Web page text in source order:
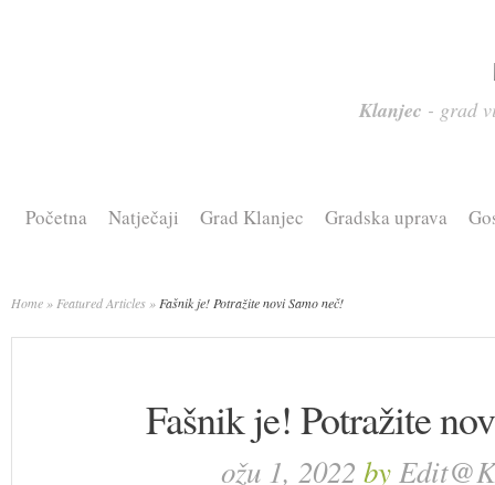
Klanjec - grad
Početna Natječaji Grad Klanjec Gradska uprava
Home » Featured Articles » Fašnik je! Potražite novi Samo neč!
Fašnik je! Potražite
ožu 1, 2022 by